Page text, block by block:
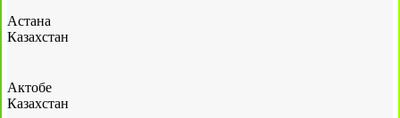
Астана
Казахстан
Актобе
Казахстан